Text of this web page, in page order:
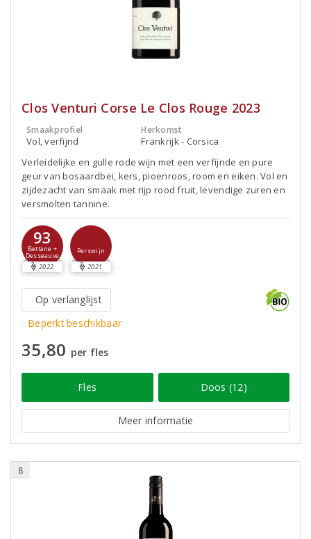
Clos Venturi Corse Le Clos Rouge 2023
Smaakprofiel
Vol, verfijnd
Herkomst
Frankrijk - Corsica
Verleidelijke en gulle rode wijn met een verfijnde en pure
geur van bosaardbei, kers, pioenroos, room en eiken. Vol en
zijdezacht van smaak met rijp rood fruit, levendige zuren en
versmolten tannine.
93
Bettane +
Desseauve
2022
Perswijn
2021
Op verlanglijst
Beperkt beschikbaar
35,80 per fles
Fles Doos (12)
Meer informatie
8